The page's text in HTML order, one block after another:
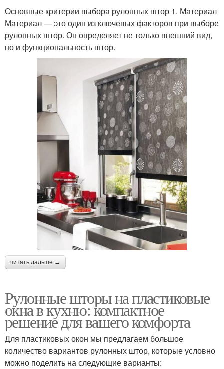
Основные критерии выбора рулонных штор 1. Материал
Материал — это один из ключевых факторов при выборе
рулонных штор. Он определяет не только внешний вид,
но и функциональность штор.
читать дальше →
Рулонные шторы на пластиковые
окна в кухню: компактное
решение для вашего комфорта
Для пластиковых окон мы предлагаем большое
количество вариантов рулонных штор, которые условно
можно поделить на следующие варианты: